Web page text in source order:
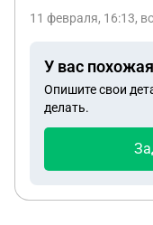
11 февраля, 16:13,
У вас
Опишите свои
делать.